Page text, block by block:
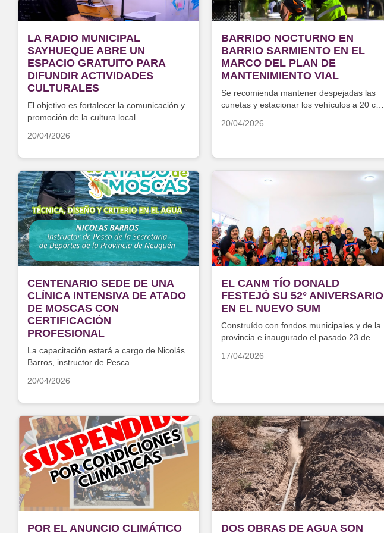
LA RADIO MUNICIPAL
SAYHUEQUE ABRE UN
ESPACIO GRATUITO PARA
DIFUNDIR ACTIVIDADES
CULTURALES
El objetivo es fortalecer la comunicación y
promoción de la cultura local
20/04/2026
BARRIDO NOCTURNO EN
BARRIO SARMIENTO EN EL
MARCO DEL PLAN DE
MANTENIMIENTO VIAL
Se recomienda mantener despejadas las
cunetas y estacionar los vehículos a 20 cm
20/04/2026
CENTENARIO SEDE DE UNA
CLÍNICA INTENSIVA DE ATADO
DE MOSCAS CON
CERTIFICACIÓN
PROFESIONAL
La capacitación estará a cargo de Nicolás
Barros, instructor de Pesca
20/04/2026
EL CANM TÍO DONALD
FESTEJÓ SU 52° ANIVERSARIO
EN EL NUEVO SUM
Construído con fondos municipales y de la
provincia e inaugurado el pasado 23 de
17/04/2026
POR EL ANUNCIO CLIMÁTICO DOS OBRAS DE AGUA SON